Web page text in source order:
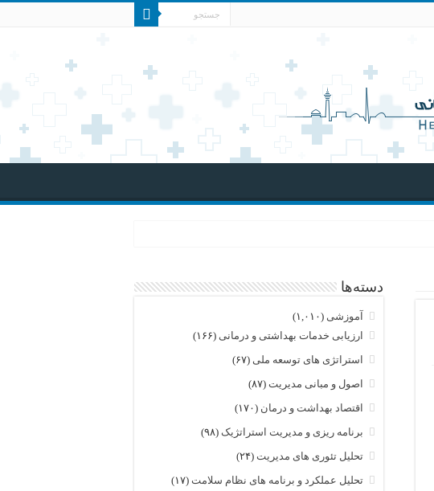
دسته‌ها
آموزشی (۱,۰۱۰)
ارزیابی خدمات بهداشتی و درمانی (۱۶۶)
استراتژی های توسعه ملی (۶۷)
اصول و مبانی مدیریت(۸۷)
اقتصاد بهداشت و درمان (۱۷۰)
برنامه ریزی و مدیریت استراتژیک (۹۸)
تحلیل تئوری های مدیریت(۲۴)
تحلیل عملکرد و برنامه های نظام سلامت(۱۷)